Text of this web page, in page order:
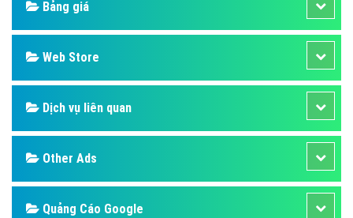
Bảng giá
Web Store
Dịch vụ liên quan
Other Ads
Quảng Cáo Google